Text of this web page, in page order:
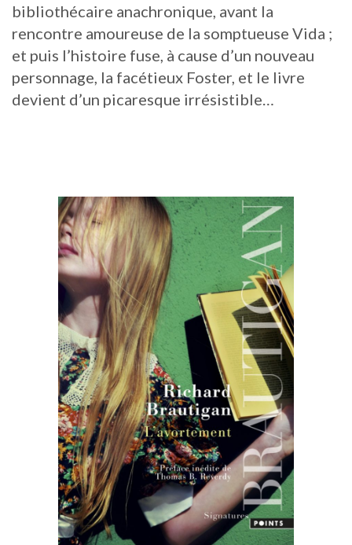
bibliothécaire anachronique, avant la
rencontre amoureuse de la somptueuse Vida ;
et puis l’histoire fuse, à cause d’un nouveau
personnage, la facétieux Foster, et le livre
devient d’un picaresque irrésistible…